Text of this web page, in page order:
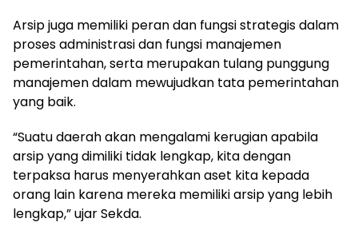
Arsip juga memiliki peran dan fungsi strategis dalam
proses administrasi dan fungsi manajemen
pemerintahan, serta merupakan tulang punggung
manajemen dalam mewujudkan tata pemerintahan
yang baik.
“Suatu daerah akan mengalami kerugian apabila
arsip yang dimiliki tidak lengkap, kita dengan
terpaksa harus menyerahkan aset kita kepada
orang lain karena mereka memiliki arsip yang lebih
lengkap,” ujar Sekda.